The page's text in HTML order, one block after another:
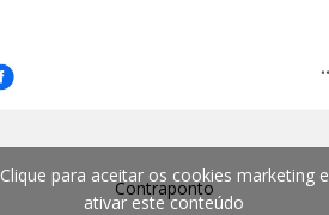
Contraponto
Clique para aceitar os cookies marketing e
ativar este conteúdo